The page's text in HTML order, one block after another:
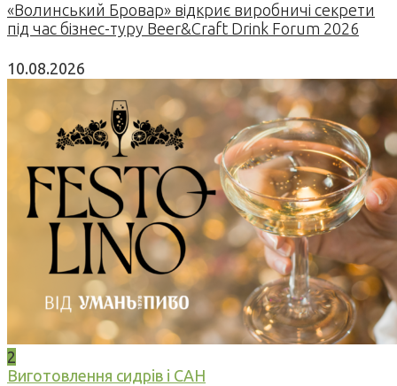
«Волинський Бровар» відкриє виробничі секрети
під час бізнес-туру Beer&Craft Drink Forum 2026
10.08.2026
2
Виготовлення сидрів і САН